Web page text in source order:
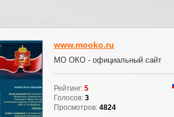
www.mooko.ru
МО ОКО - официальный сайт
Рейтинг: 5
Голосов: 3
Просмотров: 4824